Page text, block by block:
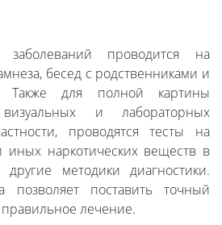
заболеваний проводится на
бесед с родственниками и
Также для полной картины
и лабораторных
проводятся тесты на
иных наркотических веществ в
методики диагностики.
позволяет поставить точный
лечение.